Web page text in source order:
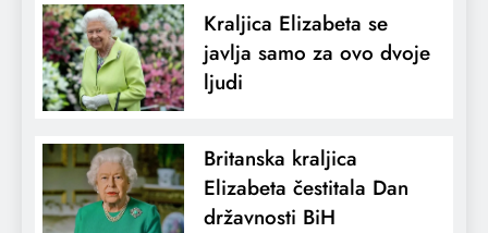
Kraljica Elizabeta se
javlja samo za ovo dvoje
ljudi
Britanska kraljica
Elizabeta čestitala Dan
državnosti BiH